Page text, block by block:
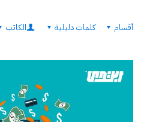
أقسام كلمات دليلية الكاتب